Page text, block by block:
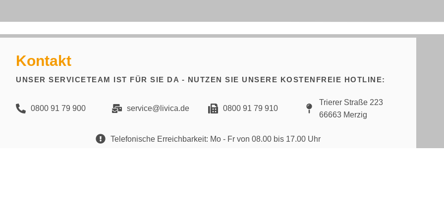
Kontakt
UNSER SERVICETEAM IST FÜR SIE DA - NUTZEN SIE UNSERE KOSTENFREIE HOTLINE:
Telefonische Erreichbarkeit: Mo - Fr von 08.00 bis 17.00 Uhr
service@livica.de 0800 91 79 910
0800 91 79 900
Trierer Straße 223
66663 Merzig